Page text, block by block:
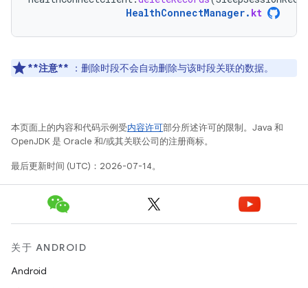
HealthConnectManager. kt
**注意** ：删除时段不会自动删除与该时段关联的数据。
本页面上的内容和代码示例受内容许可部分所述许可的限制。Java 和
OpenJDK 是 Oracle 和/或其关联公司的注册商标。
最后更新时间 (UTC)：2026-07-14。
关于 ANDROID
Android